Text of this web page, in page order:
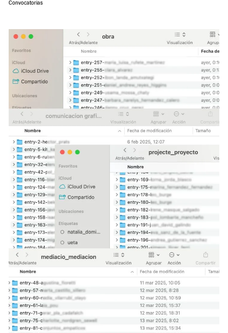
Convocatorias